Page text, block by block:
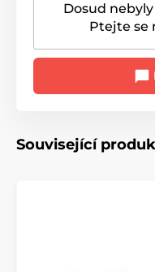
Dosud
Ptejte se
Související